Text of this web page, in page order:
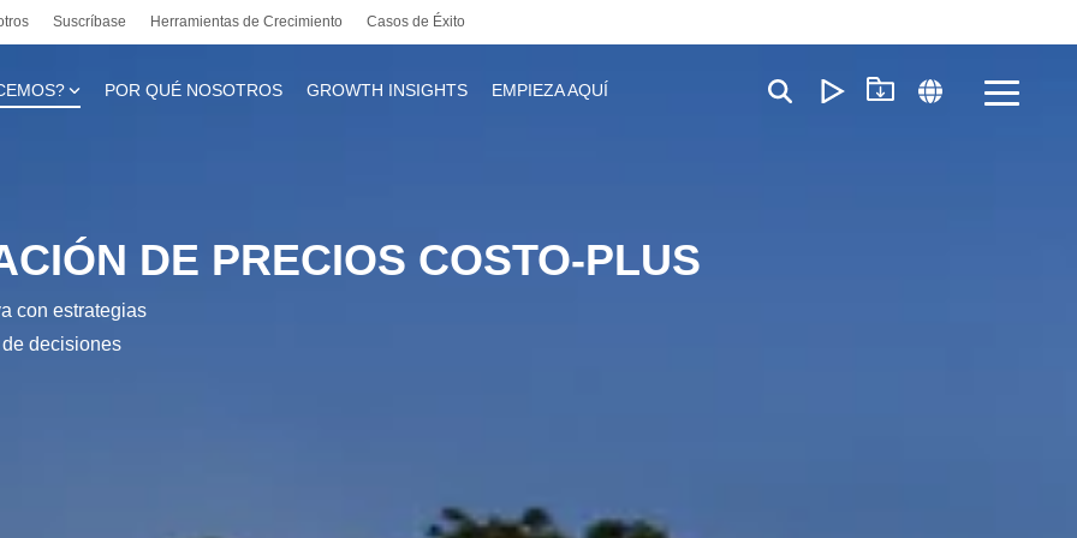
Suscríbase Herramientas de Crecimiento Casos de Éxito
POR QUÉ NOSOTROS GROWTH INSIGHTS EMPIEZA AQUÍ
Toggle
DE PRECIOS COSTO-PLUS
con estrategias
decisiones